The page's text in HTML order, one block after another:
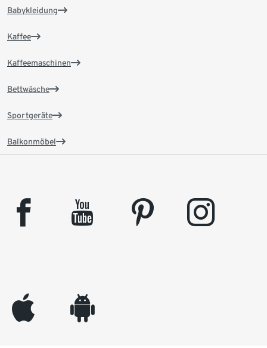
Babykleidung
Kaffee
Kaffeemaschinen
Bettwäsche
Sportgeräte
Balkonmöbel
facebook youtube pinterest instagram
appleinc android